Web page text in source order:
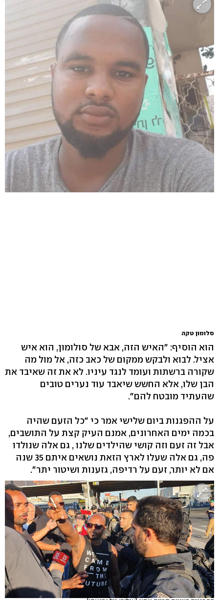
סלומון טקה
הוא הוסיף: "האיש הזה, אבא של סולומון, הוא איש
אציל. לבוא ולבקש ממקום של כאב כזה, אל מול מה
שקורה ברשתות ועומד לנגד עיניו. לא את זה שאיבד את
הבן שלו, אלא החשש שיאבד עוד נערים טובים
שהעתיד מובטח להם".
על ההפגנות ביום שלישי אמר כי "כל הזעם שהיה
בכמה ימים האחרונים, אמנם העיק קצת על התושבים,
אבל זה זעם וזה קושי שהילדים שלנו , גם אלה שנולדו
פה, גם אלה שעלו לארץ הזאת נושאים איתם 35 שנה
אם לא יותר, זעם על רדיפה, גזענות ושיטור יתר".